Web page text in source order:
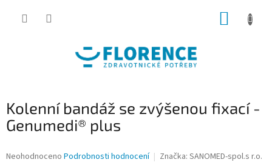
Kolenní bandáž se zvýšenou fixací -
Genumedi® plus
Průměrné
Neohodnoceno Podrobnosti hodnocení Značka: SANOMED-spol.s r.o.